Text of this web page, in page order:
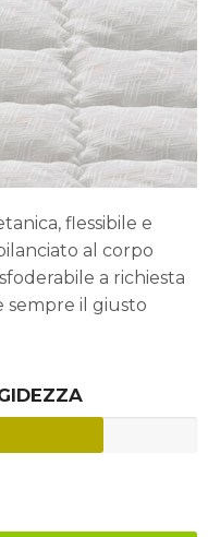
flessibile e
al corpo
a richiesta
sempre il giusto